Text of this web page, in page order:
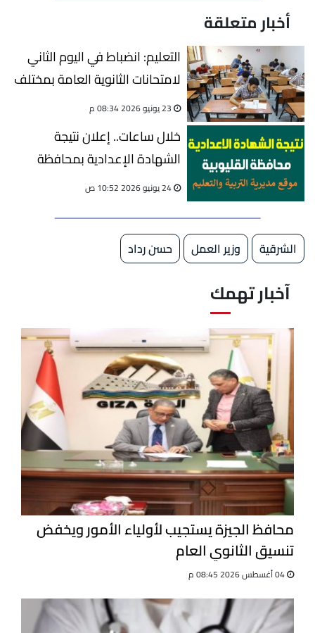
أخبار متعلقة
التعليم: انضباط في اليوم الثاني
لامتحانات الثانوية العامة بمختلف
اللجان
23 يونيو 2026 08:34 م
خلال ساعات.. إعلان نتيجة
الشهادة الإعدادية بمحافظة
القليوبية 2026
24 يونيو 2026 10:52 ص
الشرقية وزير العمل حسن رداد
آخبار تهمك
محافظ الجيزة يستجيب لأولياء الأمور ويخفض
تنسيق الثانوي العام